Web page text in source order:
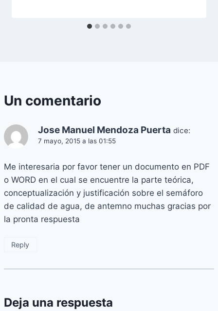
Un comentario
Jose Manuel Mendoza Puerta dice:
7 mayo, 2015 a las 01:55
Me interesaria por favor tener un documento en PDF
o WORD en el cual se encuentre la parte teórica,
conceptualización y justificación sobre el semáforo
de calidad de agua, de antemno muchas gracias por
la pronta respuesta
Reply
Deja una respuesta